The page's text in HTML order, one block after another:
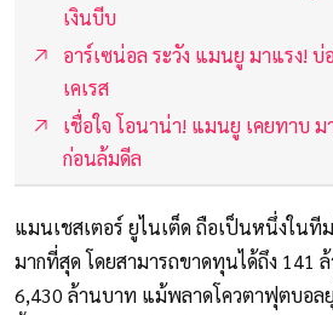
เงินบีบ
อาร์เซน่อล ระวัง แมนยู มาแรง!
เคเรส
เชื่อใจ โอนาน่า! แมนยู เคยทาบ
ก่อนล้มดีล
แมนเชสเตอร์ ยูไนเต็ด ถือเป็นหนึ่งใน
มากที่สุด โดยสามารถขาดทุนได้ถึง 141
6,430 ล้านบาท แม้พลาดโควตาฟุตบอล